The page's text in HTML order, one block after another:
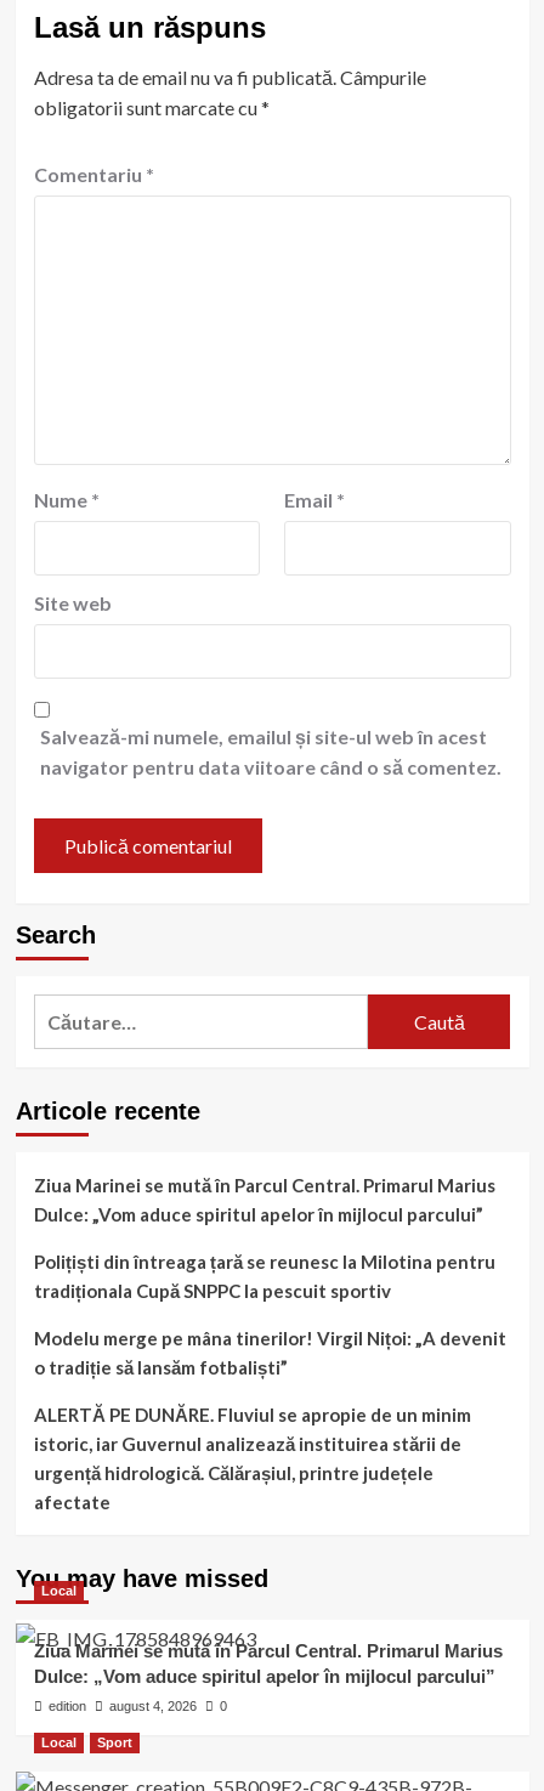
Lasă un răspuns
Adresa ta de email nu va fi publicată.Câmpurile
obligatorii sunt marcate cu*
Comentariu *
Nume * Email *
Site web
Salvează-mi numele, emailul și site-ul web în acest
navigator pentru data viitoare când o să comentez.
Search
Caută
Articole recente
Ziua Marinei se mută în Parcul Central. Primarul Marius
Dulce: „Vom aduce spiritul apelor în mijlocul parcului”
Polițiști din întreaga țară se reunesc la Milotina pentru
tradiționala Cupă SNPPC la pescuit sportiv
Modelu merge pe mâna tinerilor! Virgil Nițoi: „A devenit
o tradiție să lansăm fotbaliști”
ALERTĂ PE DUNĂRE. Fluviul se apropie de un minim
istoric, iar Guvernul analizează instituirea stării de
urgență hidrologică. Călărașiul, printre județele
afectate
You may have missed
Local
Ziua Marinei se mută în Parcul Central. Primarul Marius
Dulce: „Vom aduce spiritul apelor în mijlocul parcului”
edition august 4, 2026 0
Local Sport